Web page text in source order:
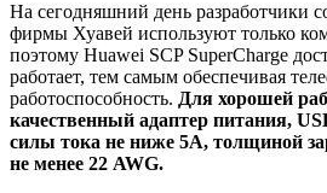
На сегодняшний день разработчики
фирмы Хуавей используют только
поэтому Huawei SCP SuperCharge
работает, тем самым обеспечивая
работоспособность. Для хорошей
качественный адаптер питания,
силы тока не ниже 5А, толщиной
не менее 22 AWG.